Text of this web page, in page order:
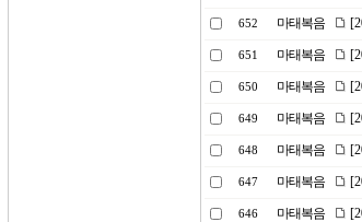
652 마태복음
651 마태복음
650 마태복음
649 마태복음
648 마태복음
647 마태복음
646 마태복음